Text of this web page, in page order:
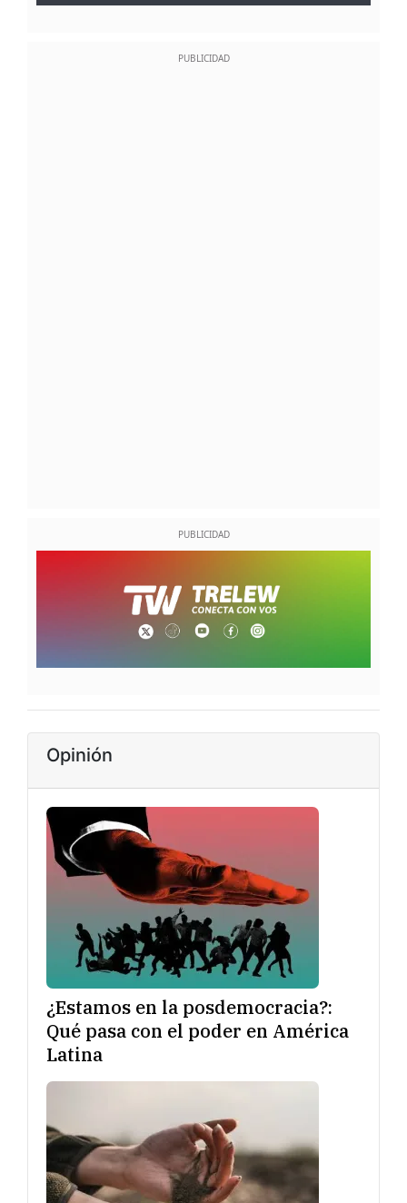
Opinión
¿Estamos en la posdemocracia?:
Qué pasa con el poder en América
Latina